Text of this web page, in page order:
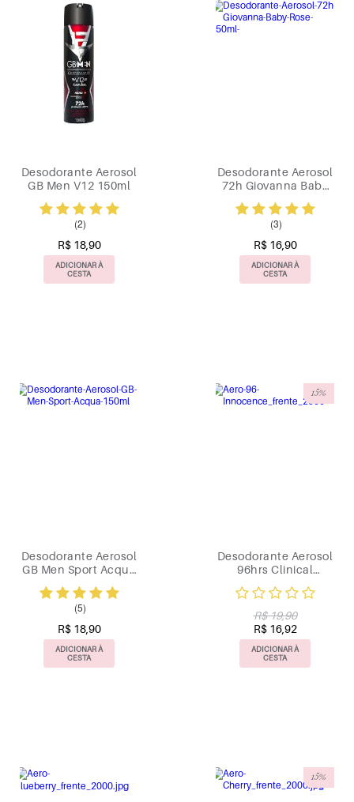
Desodorante Aerosol
GB Men V12 150ml
(2)
R$ 18,90
ADICIONAR À
CESTA
Desodorante Aerosol
72h Giovanna Baby
(3)
R$ 16,90
ADICIONAR À
CESTA
Desodorante Aerosol
GB Men Sport Acqua
(5)
R$ 18,90
ADICIONAR À
CESTA
15%
Desodorante Aerosol
96hrs Clinical
R$ 19,90
R$ 16,92
ADICIONAR À
CESTA
15%